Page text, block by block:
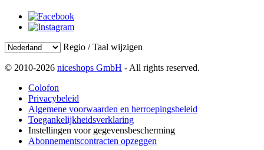
Regio / Taal wijzigen
© 2010-2026 niceshops GmbH - All rights reserved.
Colofon
Privacybeleid
Algemene voorwaarden en herroepingsbeleid
Toegankelijkheidsverklaring
Instellingen voor gegevensbescherming
Abonnementscontracten opzeggen